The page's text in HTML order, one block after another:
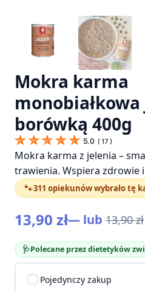
Mokra karma
borówką 400g
5.0 ( 17 )
Mokra karma z jelenia –
trawienia. Wspiera zdrowie
🐾311 opiekunów wybrało tę
13,90 zł— lub 13,90zł
🩺Polecane przez dietetyków
Choose
purchasePojedynczy zakup